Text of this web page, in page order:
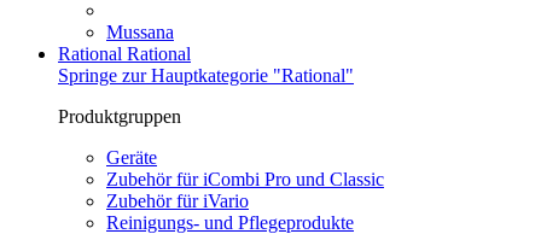
Mussana
Rational Rational
Springe zur Hauptkategorie "Rational"
Produktgruppen
Geräte
Zubehör für iCombi Pro und Classic
Zubehör für iVario
Reinigungs- und Pflegeprodukte